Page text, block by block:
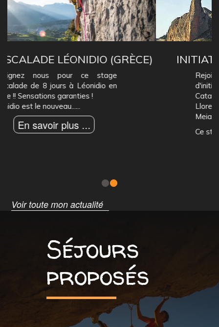
INITIATION DE GRANDES VOIES
Rejoignez-nous pour ce stage
d'inititation aux grandes voies en
Catalogne (Collegats, Ager, San
Lloreng de Montgai, Villanova de
Séjours
proposés